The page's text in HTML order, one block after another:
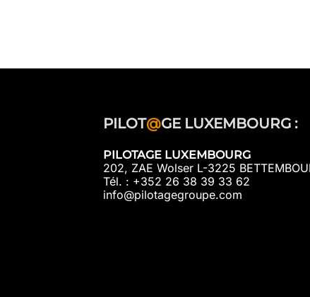
PILOT@GE LUXEMBOURG :
PILOTAGE LUXEMBOURG
202, ZAE Wolser L-3225
Tél. : +352 26 38 39 33 62
info@pilotagegroupe.com